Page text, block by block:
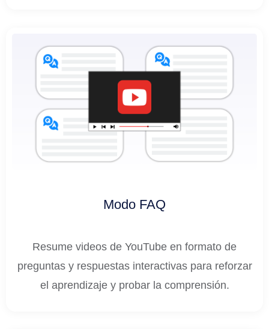
Modo FAQ
Resume videos de YouTube en formato de
preguntas y respuestas interactivas para reforzar
el aprendizaje y probar la comprensión.